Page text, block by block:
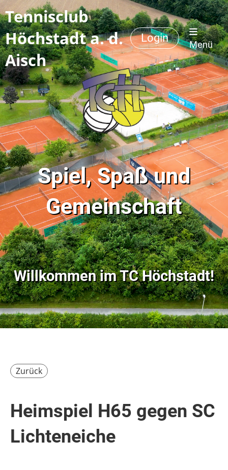
Tennisclub
Höchstadt a. d.
Aisch
Login
Menü
Spiel, Spaß und
Gemeinschaft
Willkommen imTC Höchstadt!
Zurück
Heimspiel H65 gegen SC
Lichteneiche